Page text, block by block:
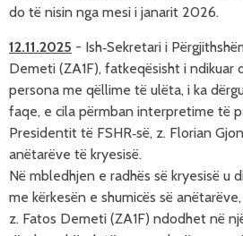
do të nisin nga mesi i janarit 2026.
12.11.2025 - Ish‑Sekretari i
Demeti (ZA1F), fatkeqësisht i ndikuar
persona me qëllime të ulëta, i ka d
faqe, e cila përmban interpretime të
Presidentit të FSHR‑së, z. Florian
anëtarëve të kryesisë.
Në mbledhjen e radhës së kryesisë u
me kërkesën e shumicës së
z. Fatos Demeti (ZA1F) ndodhet në